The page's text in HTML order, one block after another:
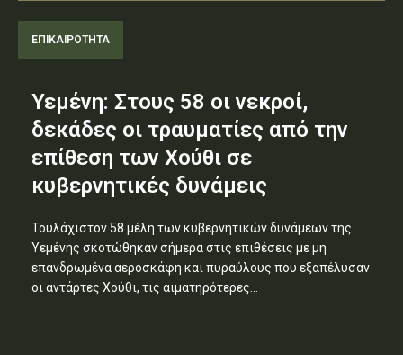
ΕΠΙΚΑΙΡΟΤΗΤΑ
Υεμένη: Στους 58 οι νεκροί,
δεκάδες οι τραυματίες από την
επίθεση των Χούθι σε
κυβερνητικές δυνάμεις
Τουλάχιστον 58 μέλη των κυβερνητικών δυνάμεων της
Υεμένης σκοτώθηκαν σήμερα στις επιθέσεις με μη
επανδρωμένα αεροσκάφη και πυραύλους που εξαπέλυσαν
οι αντάρτες Χούθι, τις αιματηρότερες...